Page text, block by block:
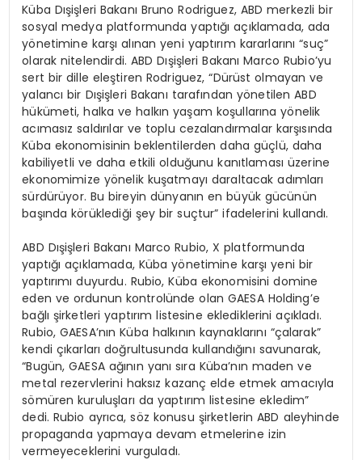
Küba Dışişleri Bakanı Bruno Rodriguez, ABD merkezli bir
sosyal medya platformunda yaptığı açıklamada, ada
yönetimine karşı alınan yeni yaptırım kararlarını “suç”
olarak nitelendirdi. ABD Dışişleri Bakanı Marco Rubio’yu
sert bir dille eleştiren Rodriguez, “Dürüst olmayan ve
yalancı bir Dışişleri Bakanı tarafından yönetilen ABD
hükümeti, halka ve halkın yaşam koşullarına yönelik
acımasız saldırılar ve toplu cezalandırmalar karşısında
Küba ekonomisinin beklentilerden daha güçlü, daha
kabiliyetli ve daha etkili olduğunu kanıtlaması üzerine
ekonomimize yönelik kuşatmayı daraltacak adımları
sürdürüyor. Bu bireyin dünyanın en büyük gücünün
başında körüklediği şey bir suçtur” ifadelerini kullandı.
ABD Dışişleri Bakanı Marco Rubio, X platformunda
yaptığı açıklamada, Küba yönetimine karşı yeni bir
yaptırımı duyurdu. Rubio, Küba ekonomisini domine
eden ve ordunun kontrolünde olan GAESA Holding’e
bağlı şirketleri yaptırım listesine eklediklerini açıkladı.
Rubio, GAESA’nın Küba halkının kaynaklarını “çalarak”
kendi çıkarları doğrultusunda kullandığını savunarak,
“Bugün, GAESA ağının yanı sıra Küba’nın maden ve
metal rezervlerini haksız kazanç elde etmek amacıyla
sömüren kuruluşları da yaptırım listesine ekledim”
dedi. Rubio ayrıca, söz konusu şirketlerin ABD aleyhinde
propaganda yapmaya devam etmelerine izin
vermeyeceklerini vurguladı.